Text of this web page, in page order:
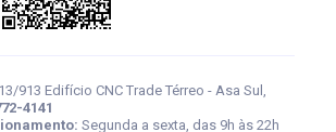
913 Edifício CNC Trade Térreo - Asa Sul,
4141
Segunda a sexta, das 9h às 22h